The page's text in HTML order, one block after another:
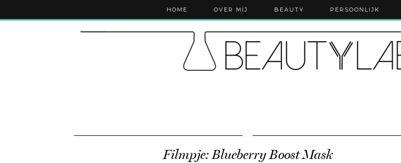
HOME OVER MIJ BEAUTY PERSOONLIJK
Filmpje: Blueberry Boost Mask